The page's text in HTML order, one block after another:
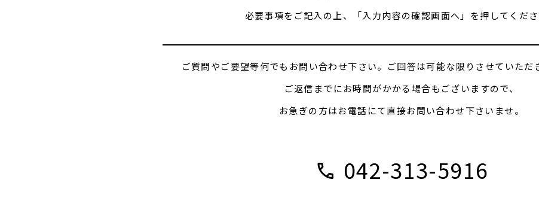
必要事項をご記入の上、「入力内容の確認画面へ」を押してくださ
ご質問やご要望等何でもお問い合わせ下さい。ご回答は可能な限りさせていただ
ご返信までにお時間がかかる場合もございますので、
お急ぎの方はお電話にて直接お問い合わせ下さいませ。
call 042-313-5916